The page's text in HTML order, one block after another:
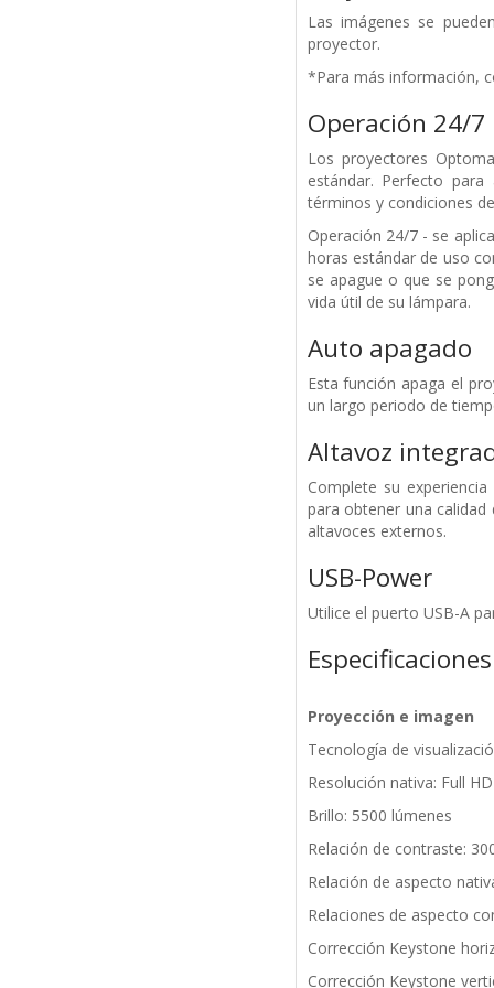
Las imágenes se
proyector.
*Para más información,
Operación 24/7
Los proyectores
estándar. Perfecto
términos y condiciones
Operación 24/7 - se
horas estándar de uso
se apague o que se
vida útil de su lámpara.
Auto apagado
Esta función apaga el
un largo periodo de
Altavoz
Complete su
para obtener una
altavoces externos.
USB-Power
Utilice el puerto USB-A
Especificaciones
Proyección e imagen
Tecnología de
Resolución nativa: Full
Brillo: 5500 lúmenes
Relación de contraste:
Relación de aspecto
Relaciones de aspecto
Corrección Keystone
Corrección Keystone